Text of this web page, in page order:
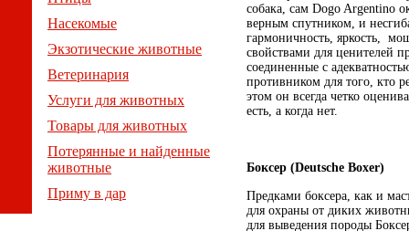
Насекомые
Экзотические животные
Ветеринария
Услуги для животных
Товары для животных
Потерянные и найденные
животные
Приму в дар
собака, сам Dogo Argentino
верным спутником, и
гармоничность, яркость,
свойствами для ценителей
соединенные с
противником для того, кто
этом он всегда четко
есть, а когда нет.
Боксер (Deutsche Boxer)
Предками боксера, как и
для охраны от диких
для выведения породы